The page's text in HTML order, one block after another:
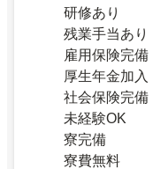
研修あり
残業手当あり
雇用保険完備
厚生年金加入
社会保険完備
未経験OK
寮完備
寮費無料